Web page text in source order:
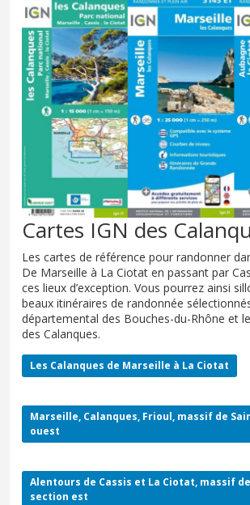
Cartes IGN des
Les cartes de référence pour randonner
De Marseille à La Ciotat en passant par
ces lieux d’exception. Vous pourrez ainsi
beaux itinéraires de randonnée
départemental des Bouches-du-Rhône et
des Calanques.
Les Calanques de Marseille à La Ciotat
Marseille, Calanques, Frioul, massif de
ouest
Alentours de Cassis et La Ciotat, massif
section est